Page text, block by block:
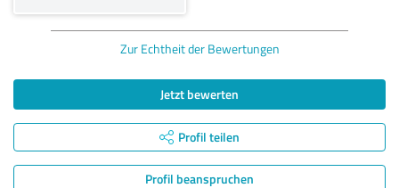
Zur Echtheit der Bewertungen
Jetzt bewerten
Profil teilen
Profil beanspruchen